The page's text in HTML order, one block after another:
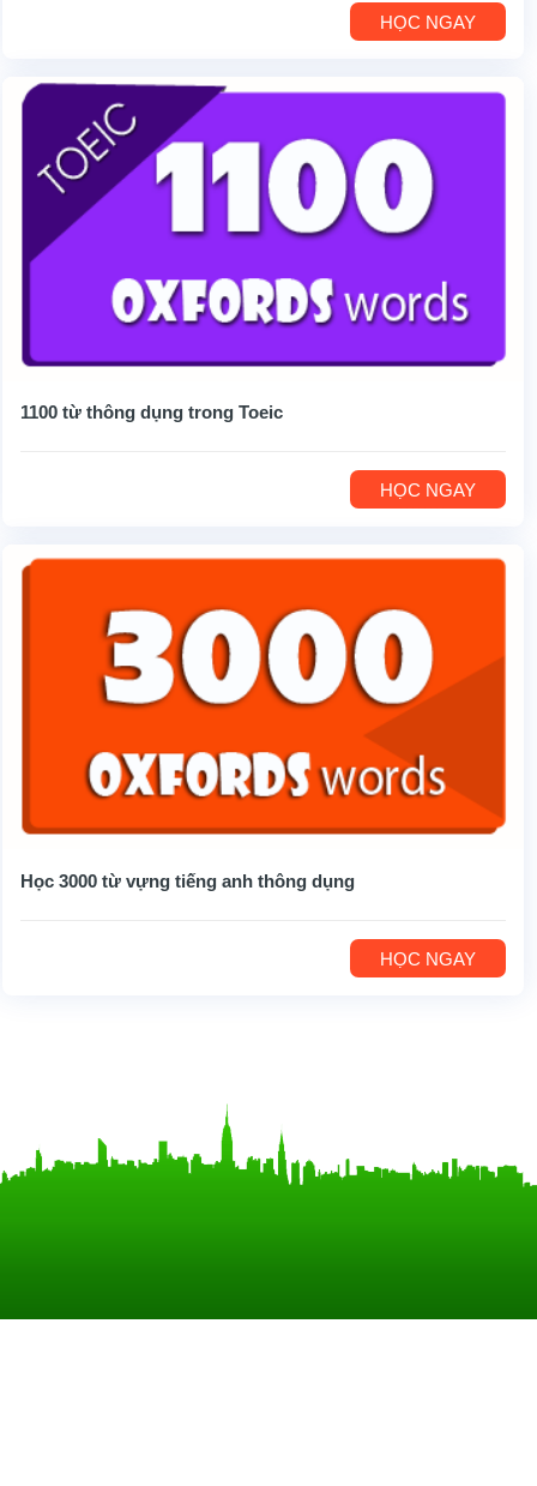
HỌC NGAY
1100 từ thông dụng trong Toeic
HỌC NGAY
Học 3000 từ vựng tiếng anh thông dụng
HỌC NGAY